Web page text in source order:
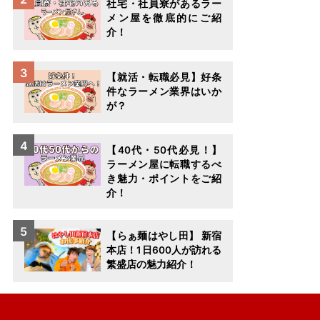
社宅・社員寮があるラー
メン屋を徹底的にご紹
介！
【就活・転職必見】好条
件なラーメン業界はいか
が？
【40代・50代必見！】
ラーメン屋に転職するべ
き魅力・ポイントをご紹
介！
【らぁ麺はやし田】 新宿
本店！1日600人が訪れる
繁盛店の魅力紹介！